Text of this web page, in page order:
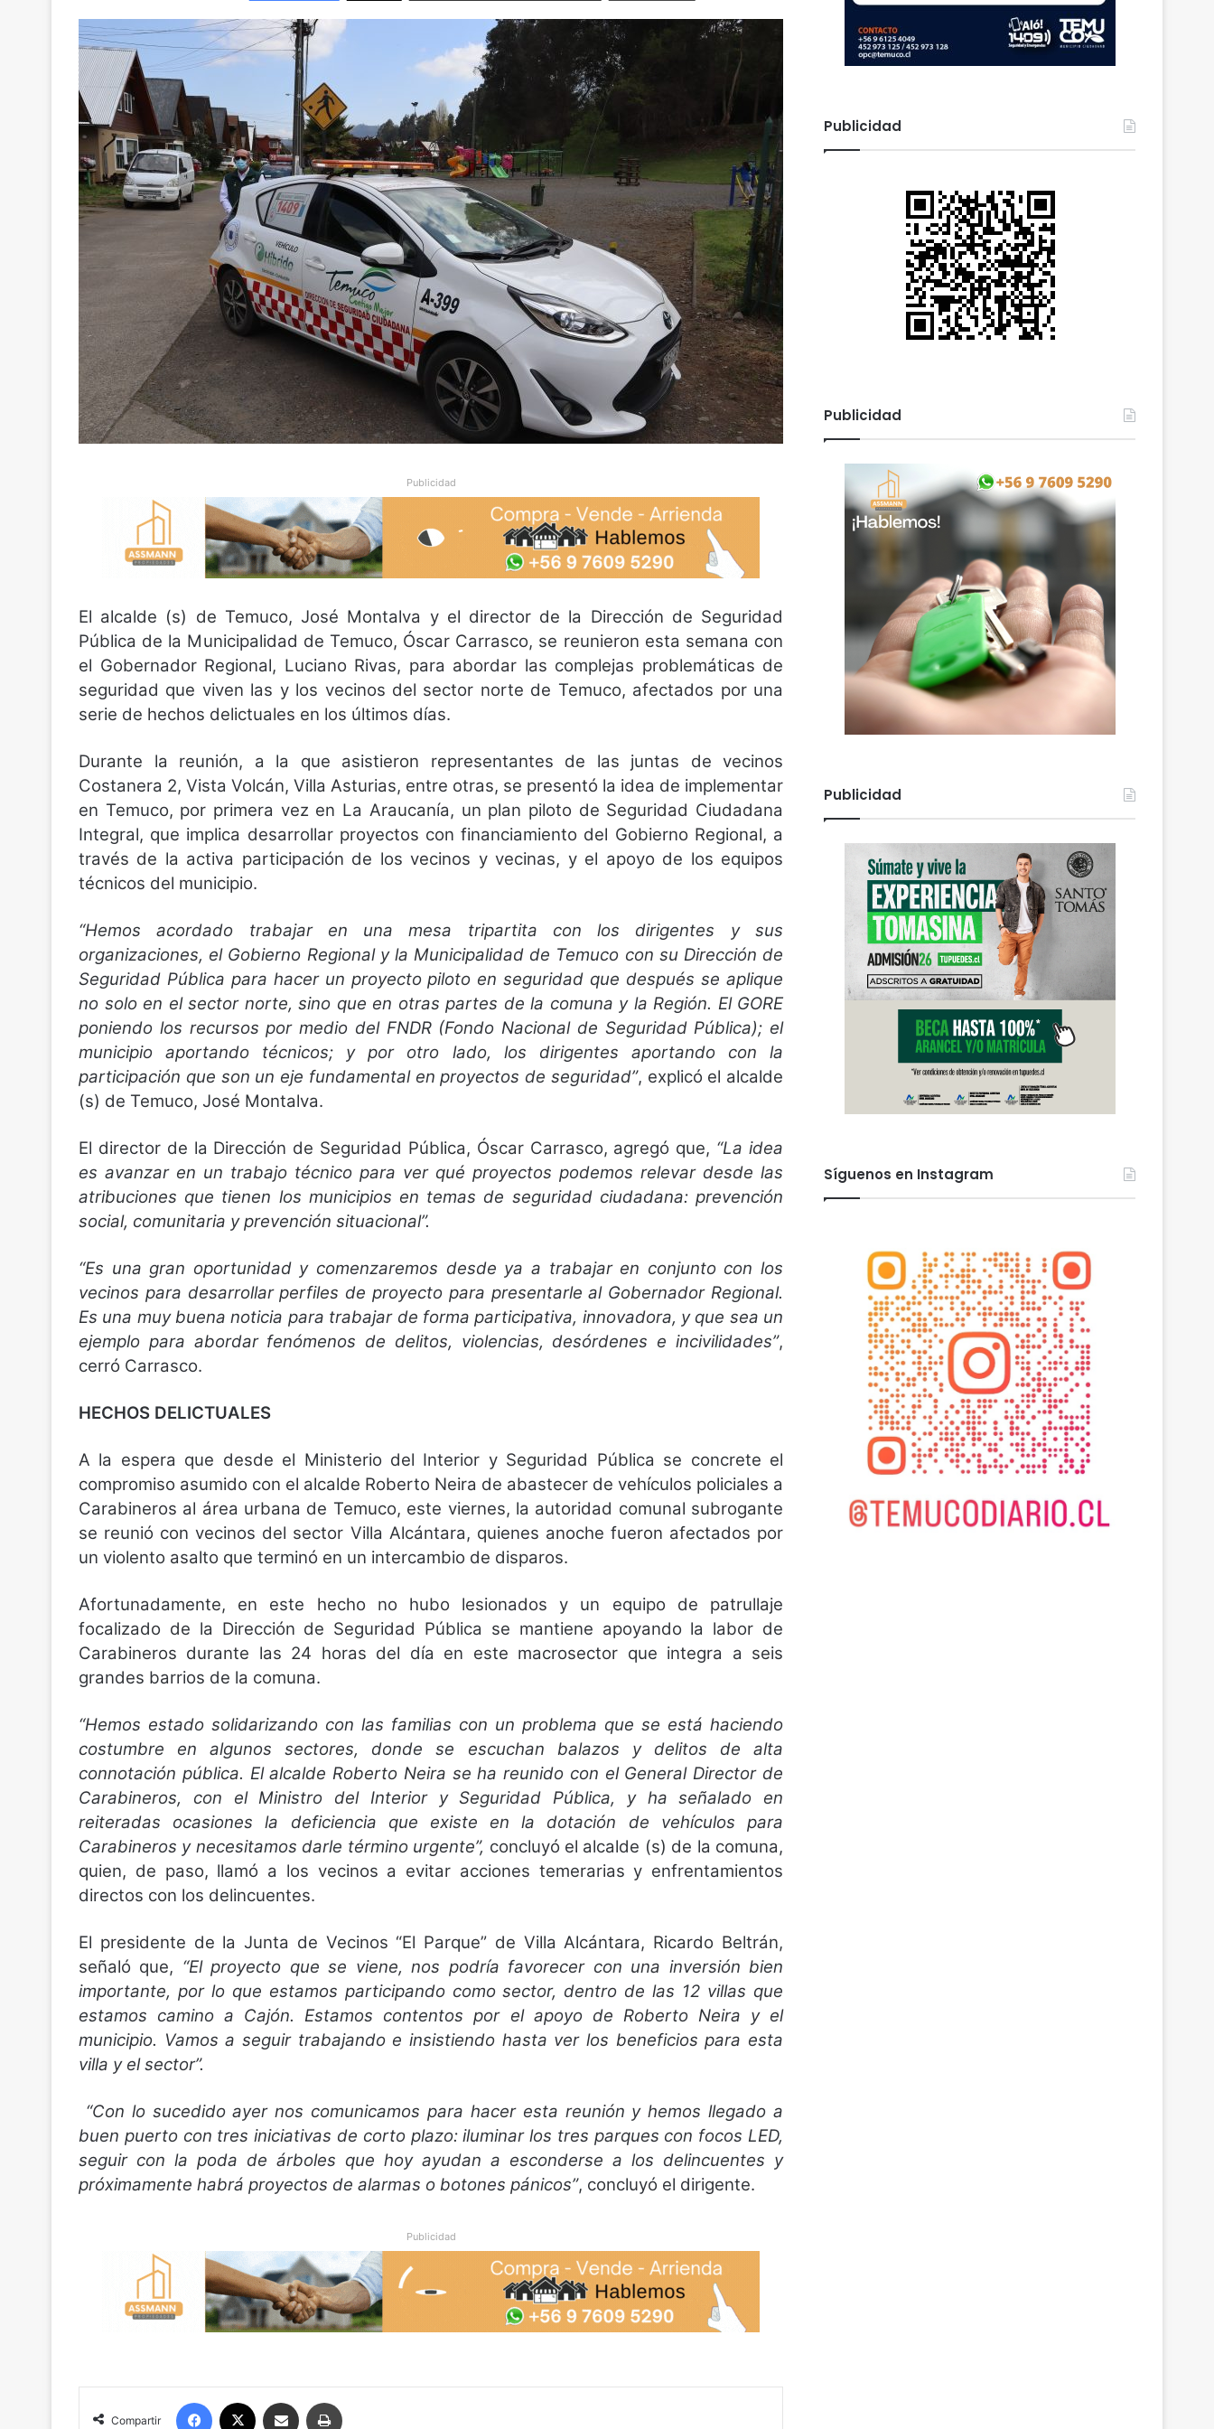
Publicidad
El alcalde (s) de Temuco, José Montalva y el director de la Dirección de Seguridad
Pública de la Municipalidad de Temuco, Óscar Carrasco, se reunieron esta semana con
el Gobernador Regional, Luciano Rivas, para abordar las complejas problemáticas de
seguridad que viven las y los vecinos del sector norte de Temuco, afectados por una
serie de hechos delictuales en los últimos días.
Durante la reunión, a la que asistieron representantes de las juntas de vecinos
Costanera 2, Vista Volcán, Villa Asturias, entre otras, se presentó la idea de implementar
en Temuco, por primera vez en La Araucanía, un plan piloto de Seguridad Ciudadana
Integral, que implica desarrollar proyectos con financiamiento del Gobierno Regional, a
través de la activa participación de los vecinos y vecinas, y el apoyo de los equipos
técnicos del municipio.
“Hemos acordado trabajar en una mesa tripartita con los dirigentes y sus
organizaciones, el Gobierno Regional y la Municipalidad de Temuco con su Dirección de
Seguridad Pública para hacer un proyecto piloto en seguridad que después se aplique
no solo en el sector norte, sino que en otras partes de la comuna y la Región. El GORE
poniendo los recursos por medio del FNDR (Fondo Nacional de Seguridad Pública); el
municipio aportando técnicos; y por otro lado, los dirigentes aportando con la
participación que son un eje fundamental en proyectos de seguridad”, explicó el alcalde
(s) de Temuco, José Montalva.
El director de la Dirección de Seguridad Pública, Óscar Carrasco, agregó que, “La idea
es avanzar en un trabajo técnico para ver qué proyectos podemos relevar desde las
atribuciones que tienen los municipios en temas de seguridad ciudadana: prevención
social, comunitaria y prevención situacional”.
“Es una gran oportunidad y comenzaremos desde ya a trabajar en conjunto con los
vecinos para desarrollar perfiles de proyecto para presentarle al Gobernador Regional.
Es una muy buena noticia para trabajar de forma participativa, innovadora, y que sea un
ejemplo para abordar fenómenos de delitos, violencias, desórdenes e incivilidades”,
cerró Carrasco.
HECHOS DELICTUALES
A la espera que desde el Ministerio del Interior y Seguridad Pública se concrete el
compromiso asumido con el alcalde Roberto Neira de abastecer de vehículos policiales a
Carabineros al área urbana de Temuco, este viernes, la autoridad comunal subrogante
se reunió con vecinos del sector Villa Alcántara, quienes anoche fueron afectados por
un violento asalto que terminó en un intercambio de disparos.
Afortunadamente, en este hecho no hubo lesionados y un equipo de patrullaje
focalizado de la Dirección de Seguridad Pública se mantiene apoyando la labor de
Carabineros durante las 24 horas del día en este macrosector que integra a seis
grandes barrios de la comuna.
“Hemos estado solidarizando con las familias con un problema que se está haciendo
costumbre en algunos sectores, donde se escuchan balazos y delitos de alta
connotación pública. El alcalde Roberto Neira se ha reunido con el General Director de
Carabineros, con el Ministro del Interior y Seguridad Pública, y ha señalado en
reiteradas ocasiones la deficiencia que existe en la dotación de vehículos para
Carabineros y necesitamos darle término urgente”, concluyó el alcalde (s) de la comuna,
quien, de paso, llamó a los vecinos a evitar acciones temerarias y enfrentamientos
directos con los delincuentes.
El presidente de la Junta de Vecinos “El Parque” de Villa Alcántara, Ricardo Beltrán,
señaló que, “El proyecto que se viene, nos podría favorecer con una inversión bien
importante, por lo que estamos participando como sector, dentro de las 12 villas que
estamos camino a Cajón. Estamos contentos por el apoyo de Roberto Neira y el
municipio. Vamos a seguir trabajando e insistiendo hasta ver los beneficios para esta
villa y el sector”.
“Con lo sucedido ayer nos comunicamos para hacer esta reunión y hemos llegado a
buen puerto con tres iniciativas de corto plazo: iluminar los tres parques con focos LED,
seguir con la poda de árboles que hoy ayudan a esconderse a los delincuentes y
próximamente habrá proyectos de alarmas o botones pánicos”, concluyó el dirigente.
Publicidad
Compartir
Publicidad
Publicidad
Publicidad
Síguenos en Instagram